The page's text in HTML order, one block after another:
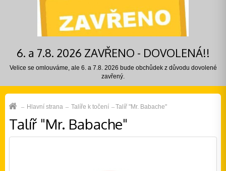
6. a 7.8. 2026 ZAVŘENO - DOVOLENÁ!!
Velice se omlouváme, ale 6. a 7.8. 2026 bude obchůdek z důvodu dovolené
zavřený.
Hlavní strana Talíře k točení Talíř "Mr. Babache"
Talíř "Mr. Babache"